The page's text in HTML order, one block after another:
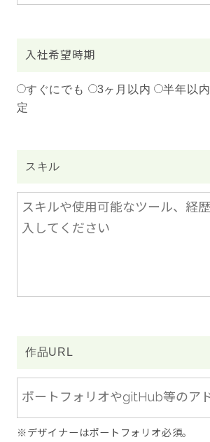
入社希望時期
すぐにでも 3ヶ月以内 半年以内
定
スキル
作品URL
※デザイナーはポートフォリオ必須。